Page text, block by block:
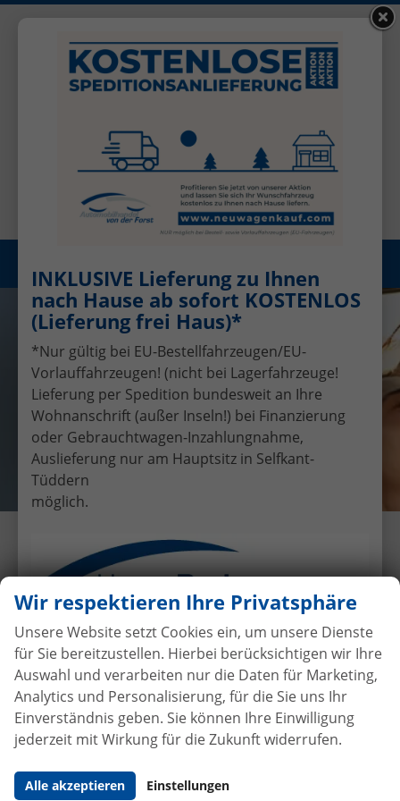
Öffnungszeiten: Mo - Fr 08.00 - 17.00
Registrieren
Übergabe eines EU-
Neufahrzeuges Dacia Duster an
Familie Wüstefeld
24.6.2016 • Auslieferungen
Wir respektieren Ihre Privatsphäre
Unsere Website setzt Cookies ein, um unsere Dienste
für Sie bereitzustellen. Hierbei berücksichtigen wir Ihre
Auswahl und verarbeiten nur die Daten für Marketing,
Analytics und Personalisierung, für die Sie uns Ihr
Einverständnis geben. Sie können Ihre Einwilligung
jederzeit mit Wirkung für die Zukunft widerrufen.
Alle akzeptieren Einstellungen
INKLUSIVE Lieferung zu Ihnen
nach Hause ab sofort KOSTENLOS
(Lieferung frei Haus)*
*Nur gültig bei EU-Bestellfahrzeugen/EU-
Vorlauffahrzeugen! (nicht bei Lagerfahrzeuge!
Lieferung per Spedition bundesweit an Ihre
Wohnanschrift (außer Inseln!) bei Finanzierung
oder Gebrauchtwagen-Inzahlungnahme,
Auslieferung nur am Hauptsitz in Selfkant-
Tüddern
möglich.
Autokaufohne Anzahlungbei
Vertragsabschluss
Beim Automobilhandel von der Forst genießen Sie
maximale Sicherheit und Transparenz. Bei uns